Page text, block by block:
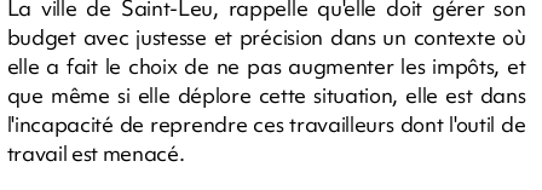
La ville de Saint-Leu, rappelle qu'elle doit gérer son
budget avec justesse et précision dans un contexte où
elle a fait le choix de ne pas augmenter les impôts, et
que même si elle déplore cette situation, elle est dans
l'incapacité de reprendre ces travailleurs dont l'outil de
travail est menacé.